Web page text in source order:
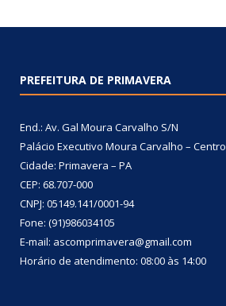
PREFEITURA DE PRIMAVERA
End.: Av. Gal Moura Carvalho S/N
Palácio Executivo Moura Carvalho – Centro
Cidade: Primavera – PA
CEP: 68.707-000
CNPJ: 05149.141/0001-94
Fone: (91)986034105
E-mail: ascomprimavera@gmail.com
Horário de atendimento: 08:00 às 14:00